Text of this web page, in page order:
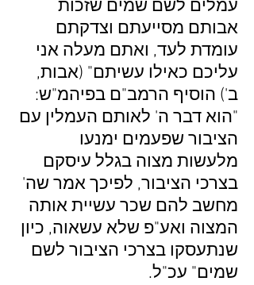
עמלים לשם שמים שזכות
אבותם מסייעתם וצדקתם
עומדת לעד, ואתם מעלה אני
עליכם כאילו עשיתם" (אבות,
ב') הוסיף הרמב"ם בפיהמ"ש:
"הוא דבר ה' לאותם העמלין עם
הציבור שפעמים ימנעו
מלעשות מצוה בגלל עיסקם
בצרכי הציבור, לפיכך אמר שה'
מחשב להם שכר עשיית אותה
המצוה ואע"פ שלא עשאוה, כיון
שנתעסקו בצרכי הציבור לשם
שמים" עכ"ל.